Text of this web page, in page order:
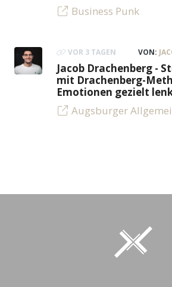
Business Punk
VOR 3 TAGEN VON:
Jacob Drachenberg -
mit Drachenberg-
Emotionen gezielt
Augsburger